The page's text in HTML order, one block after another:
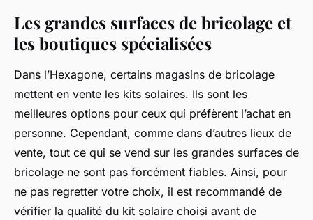
Les grandes surfaces de bricolage et
les boutiques spécialisées
Dans l’Hexagone, certains magasins de bricolage
mettent en vente les kits solaires. Ils sont les
meilleures options pour ceux qui préfèrent l’achat en
personne. Cependant, comme dans d’autres lieux de
vente, tout ce qui se vend sur les grandes surfaces de
bricolage ne sont pas forcément fiables. Ainsi, pour
ne pas regretter votre choix, il est recommandé de
vérifier la qualité du kit solaire choisi avant de